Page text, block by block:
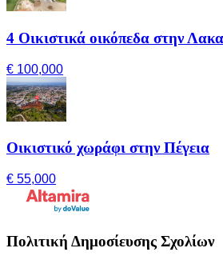
4 Οικιστικά οικόπεδα στην
€ 100,000
Οικιστικό χωράφι στην Πέγεια
€ 55,000
Πολιτική Δημοσίευσης Σχολίων